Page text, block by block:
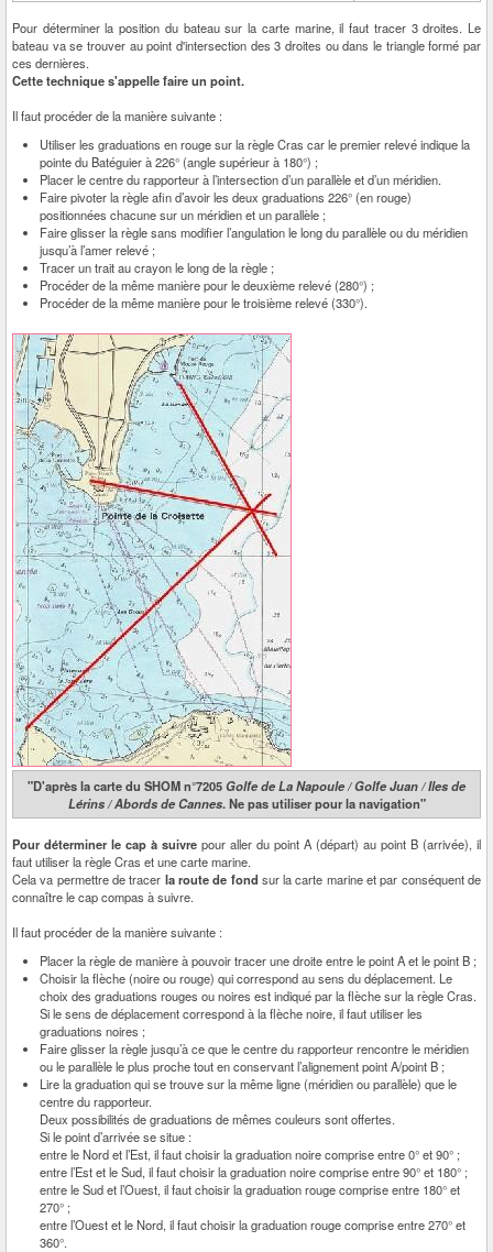
Pour déterminer la position du bateau sur la carte marine, il faut tracer 3 droites. Le
bateau va se trouver au point d'intersection des 3 droites ou dans le triangle formé par
ces dernières.
Cette technique s'appelle faire un point.
Il faut procéder de la manière suivante :
Utiliser les graduations en rouge sur la règle Cras car le premier relevé indique la
pointe du Batéguier à 226° (angle supérieur à 180°) ;
Placer le centre du rapporteur à l’intersection d’un parallèle et d’un méridien.
Faire pivoter la règle afin d’avoir les deux graduations 226° (en rouge)
positionnées chacune sur un méridien et un parallèle ;
Faire glisser la règle sans modifier l’angulation le long du parallèle ou du méridien
jusqu’à l’amer relevé ;
Tracer un trait au crayon le long de la règle ;
Procéder de la même manière pour le deuxième relevé (280°) ;
Procéder de la même manière pour le troisième relevé (330°).
"D'après la carte du SHOM n°7205Golfe de La Napoule / Golfe Juan / Iles de
Lérins / Abords de Cannes. Ne pas utiliser pour la navigation"
Pour déterminer le cap à suivre pour aller du point A (départ) au point B (arrivée), il
faut utiliser la règle Cras et une carte marine.
Cela va permettre de tracer la route de fond sur la carte marine et par conséquent de
connaître le cap compas à suivre.
Il faut procéder de la manière suivante :
Placer la règle de manière à pouvoir tracer une droite entre le point A et le point B ;
Choisir la flèche (noire ou rouge) qui correspond au sens du déplacement. Le
choix des graduations rouges ou noires est indiqué par la flèche sur la règle Cras.
Si le sens de déplacement correspond à la flèche noire, il faut utiliser les
graduations noires ;
Faire glisser la règle jusqu’à ce que le centre du rapporteur rencontre le méridien
ou le parallèle le plus proche tout en conservant l’alignement point A/point B ;
Lire la graduation qui se trouve sur la même ligne (méridien ou parallèle) que le
centre du rapporteur.
Deux possibilités de graduations de mêmes couleurs sont offertes.
Si le point d’arrivée se situe :
entre le Nord et l’Est, il faut choisir la graduation noire comprise entre 0° et 90° ;
entre l’Est et le Sud, il faut choisir la graduation noire comprise entre 90° et 180° ;
entre le Sud et l’Ouest, il faut choisir la graduation rouge comprise entre 180° et
270° ;
entre l’Ouest et le Nord, il faut choisir la graduation rouge comprise entre 270° et
360°.